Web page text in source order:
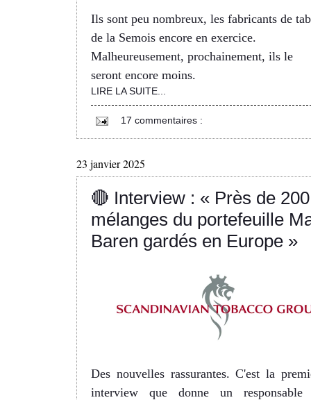
Ils sont peu nombreux, les fabricants de
de la Semois encore en exercice.
Malheureusement, prochainement, ils le
seront encore moins.
LIRE LA SUITE...
17 commentaires :
23 janvier 2025
🔴 Interview : « Près de 200
mélanges du portefeuille
Baren gardés en Europe »
Des nouvelles rassurantes. C'est la
interview que donne un responsable